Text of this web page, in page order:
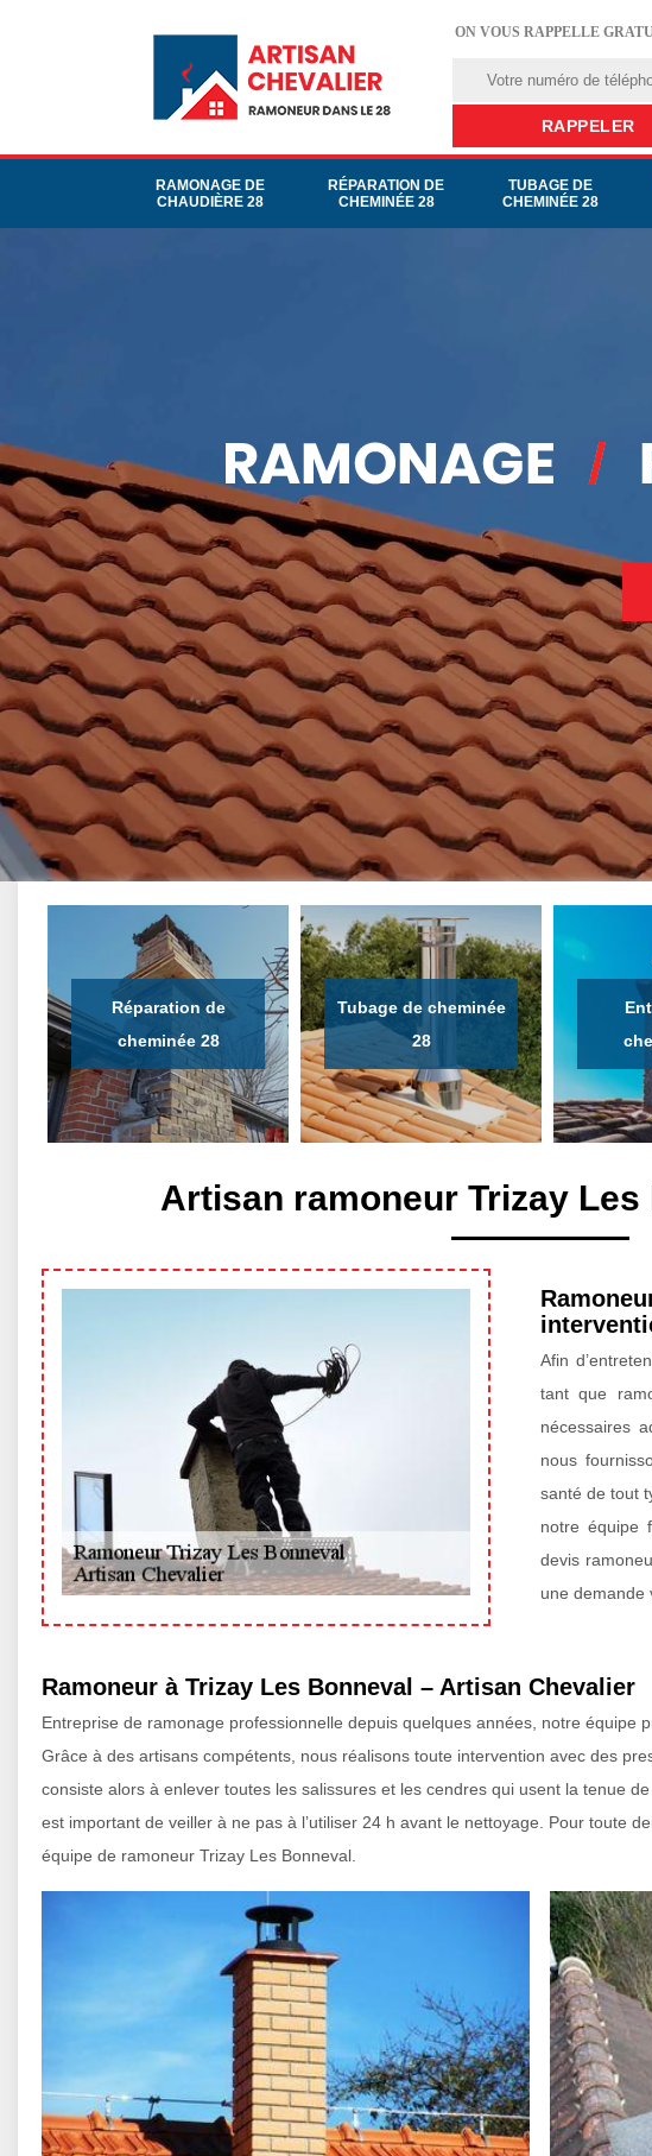
ON VOUS RAPPELLE
RAMONAGE DE
CHAUDIÈRE 28
RÉPARATION DE
CHEMINÉE 28
TUBAGE DE
CHEMINÉE 28
Réparation de
cheminée 28
Tubage de cheminée
28
Artisan ramoneur Trizay Les
Afin
tant que
nécessaires
nous
santé de tout
notre équipe
devis
une demande
Ramoneur à Trizay Les Bonneval – Artisan Chevalier
Entreprise de ramonage professionnelle depuis quelques années, notre équipe
Grâce à des artisans compétents, nous réalisons toute intervention avec des
consiste alors à enlever toutes les salissures et les cendres qui usent la tenue
est important de veiller à ne pas à l’utiliser 24 h avant le nettoyage. Pour toute
équipe de ramoneur Trizay Les Bonneval.